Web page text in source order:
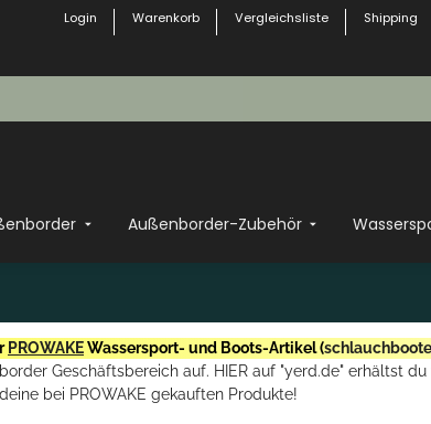
Login Warenkorb Vergleichsliste Shipping
Außenborder-Zubehör
PROWAKEWassersport- und Boots-Artikel (
Geschäftsbereich auf. HIER auf "yerd.de" erhältst
deine bei PROWAKE gekauften Produkte!